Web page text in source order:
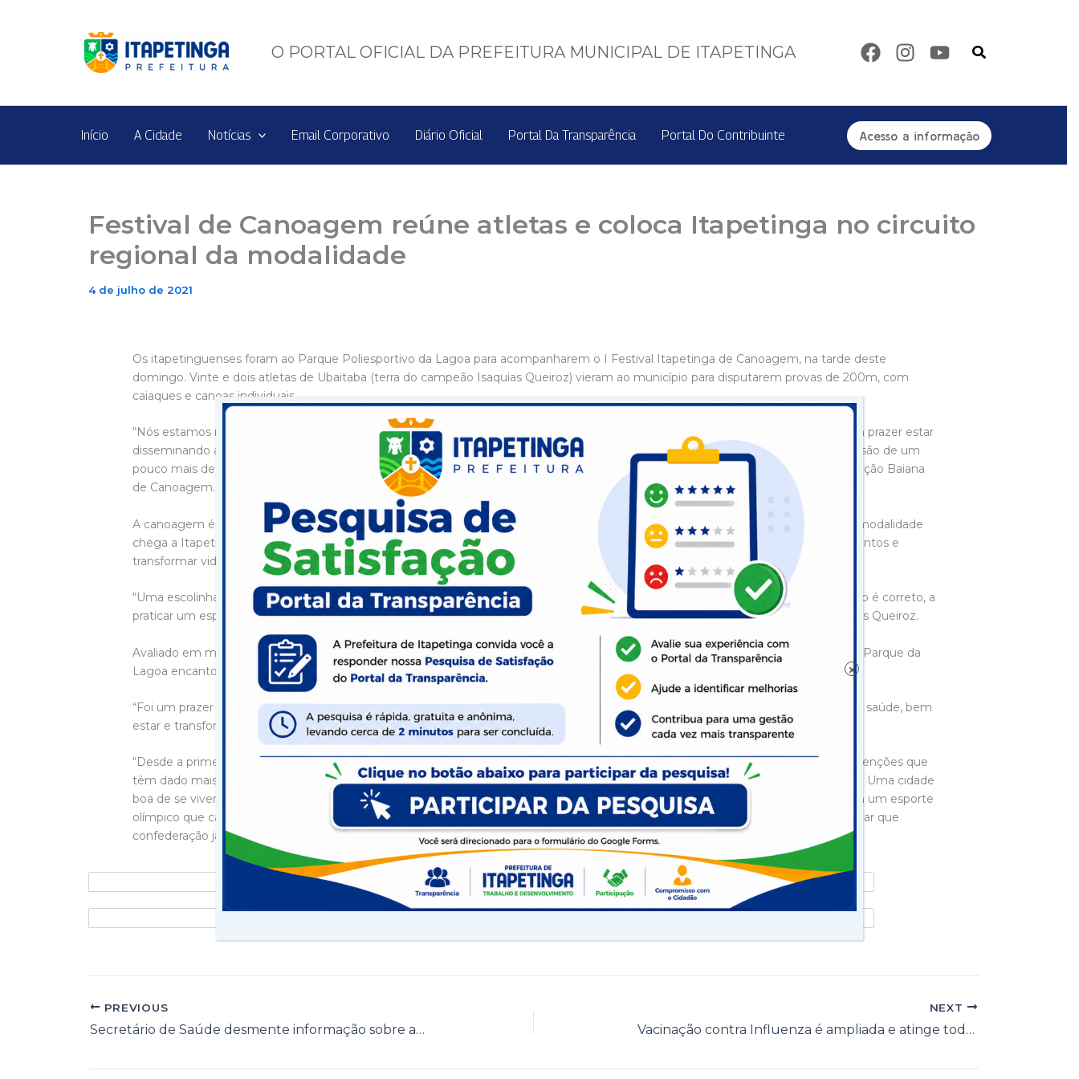
O PORTAL OFICIAL DA PREFEITURA MUNICIPAL DE ITAPETINGA Pesquisar
Início A Cidade Notícias Email Corporativo Diário Oficial Portal Da Transparência Portal Do Contribuinte Acesso a informação
Festival de Canoagem reúne atletas e coloca Itapetinga no circuito
regional da modalidade
4 de julho de 2021
Os itapetinguenses foram ao Parque Poliesportivo da Lagoa para acompanharem o I Festival Itapetinga de Canoagem, na tarde deste
domingo. Vinte e dois atletas de Ubaitaba (terra do campeão Isaquias Queiroz) vieram ao município para disputarem provas de 200m, com
caiaques e canoas individuais.
“Nós estamos muito felizes em estar oficialmente apresentando a modalidade para o município. Para mim, como Federação, é um prazer estar
disseminando a canoagem em todas as regiões e aqui é excelente para a prática da canoagem: o lago é propício, tem uma dimensão de um
pouco mais de 300m, que dá p a gente fazer uma das provas olímpicas que é de 200m”, afirmou Camila, representante da Federação Baiana
de Canoagem.
A canoagem é um esporte disputado em Jogos Olímpicos desde a edição de 1936, em Berlim. Há mais de trinta anos na Bahia, a modalidade
chega a Itapetinga com o objetivo de fixar-se, expandir-se na região sudoeste e servir como mais uma ferramenta para revelar talentos e
transformar vidas.
“Uma escolinha de canoagem vai além dos limites imaginados. Atrai muita criança que está em casa, pensando em fazer o que não é correto, a
praticar um esporte, revelando talentos e ajudando suas famílias”, disse o atleta Lucas Queiroz, irmão do campeão olímpico Isaquías Queiroz.
Avaliado em maio pela federação baiana e confederação brasileira como um lugar apto a receber o esporte em provas de 200m, o Parque da
Lagoa encantou pela beleza, centralidade e qualidade das águas.
“Foi um prazer poder realizar o evento e, principalmente, poder trazer a Itapetinga mais uma modalidade esportiva que promoverá saúde, bem
estar e transformação social”, disse o secretário de Cultura, Esporte e Lazer, Jailson Santana.
“Desde a primeira gestão, eu me incomodava com a ociosidade de um espaço como o Parque da Lagoa. A gente tem feito intervenções que
têm dado mais vida ao local, oferecido novas fontes de lazer e, principalmente, promovido saúde e bem estar aos itapetinguenses. Uma cidade
boa de se viver é aquela que a população ocupa todos os seus espaços. Hoje, a gente pode ocupar também as águas do lago com um esporte
olímpico que capaz trazer projeção regional ao município”, disse o prefeito Rodrigo Hagge ao parabenizar a equipe e atletas e contar que
confederação já estuda trazer para Itapetinga uma etapa do campeonato baiano que deverá ocorrer em outubro ou novembro.
PREVIOUS
Secretário de Saúde desmente informação sobre aplicação de vacina vencida
NEXT
Vacinação contra Influenza é ampliada e atinge todos acima de 6 meses de idade
×